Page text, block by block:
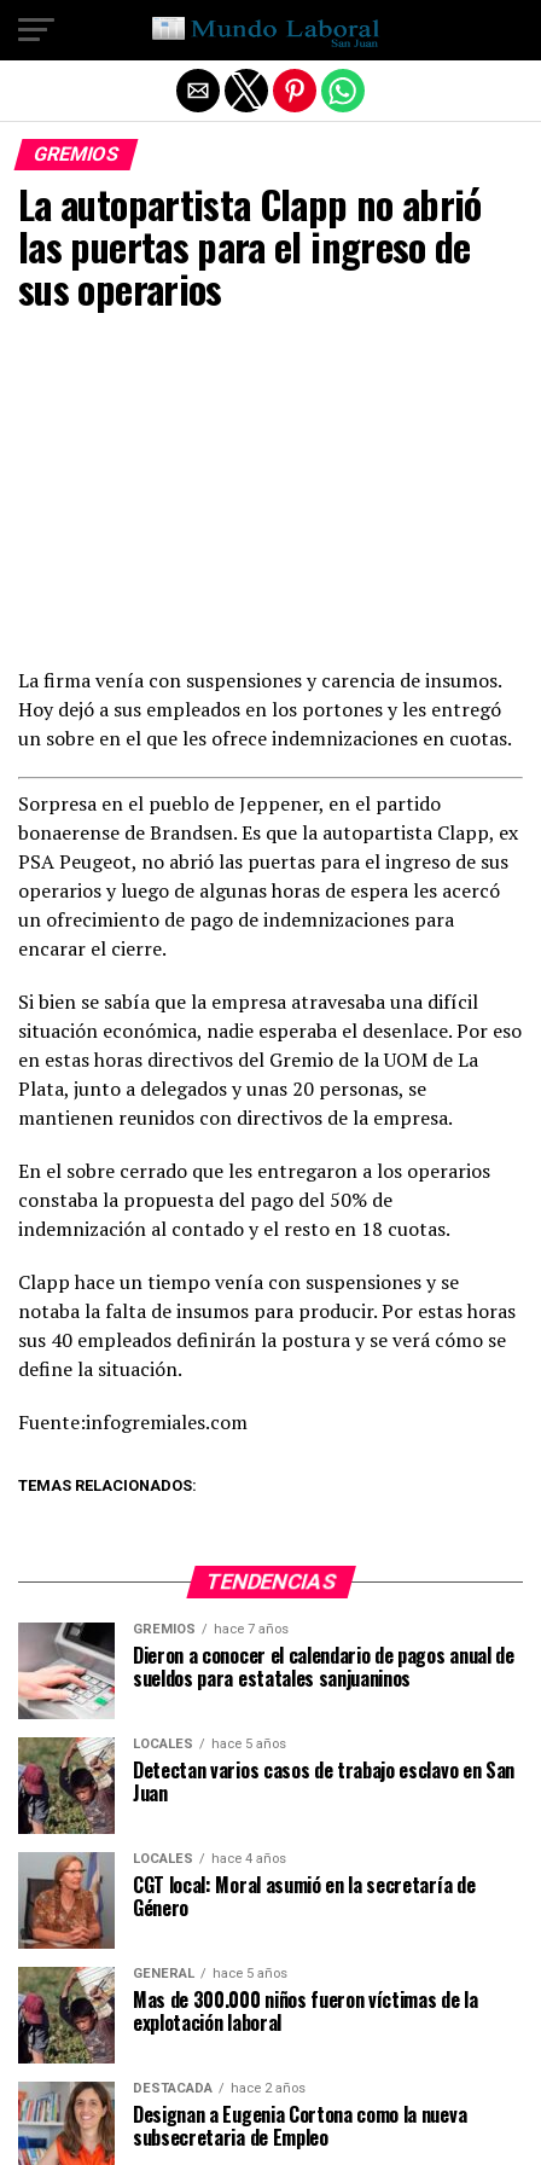
GREMIOS
La autopartista Clapp no abrió
las puertas para el ingreso de
sus operarios
La firma venía con suspensiones y carencia de insumos.
Hoy dejó a sus empleados en los portones y les entregó
un sobre en el que les ofrece indemnizaciones en cuotas.
Sorpresa en el pueblo de Jeppener, en el partido
bonaerense de Brandsen. Es que la autopartista Clapp, ex
PSA Peugeot, no abrió las puertas para el ingreso de sus
operarios y luego de algunas horas de espera les acercó
un ofrecimiento de pago de indemnizaciones para
encarar el cierre.
Si bien se sabía que la empresa atravesaba una difícil
situación económica, nadie esperaba el desenlace. Por eso
en estas horas directivos del Gremio de la UOM de La
Plata, junto a delegados y unas 20 personas, se
mantienen reunidos con directivos de la empresa.
En el sobre cerrado que les entregaron a los operarios
constaba la propuesta del pago del 50% de
indemnización al contado y el resto en 18 cuotas.
Clapp hace un tiempo venía con suspensiones y se
notaba la falta de insumos para producir. Por estas horas
sus 40 empleados definirán la postura y se verá cómo se
define la situación.
Fuente:infogremiales.com
TEMAS RELACIONADOS:
TENDENCIAS
GREMIOS hace 7 años
Dieron a conocer el calendario de pagos anual de
sueldos para estatales sanjuaninos
LOCALES hace 5 años
Detectan varios casos de trabajo esclavo en San
Juan
LOCALES hace 4 años
CGT local: Moral asumió en la secretaría de
Género
GENERAL hace 5 años
Mas de 300.000 niños fueron víctimas de la
explotación laboral
DESTACADA hace 2 años
Designan a Eugenia Cortona como la nueva
subsecretaria de Empleo
Salir de la versión móvil